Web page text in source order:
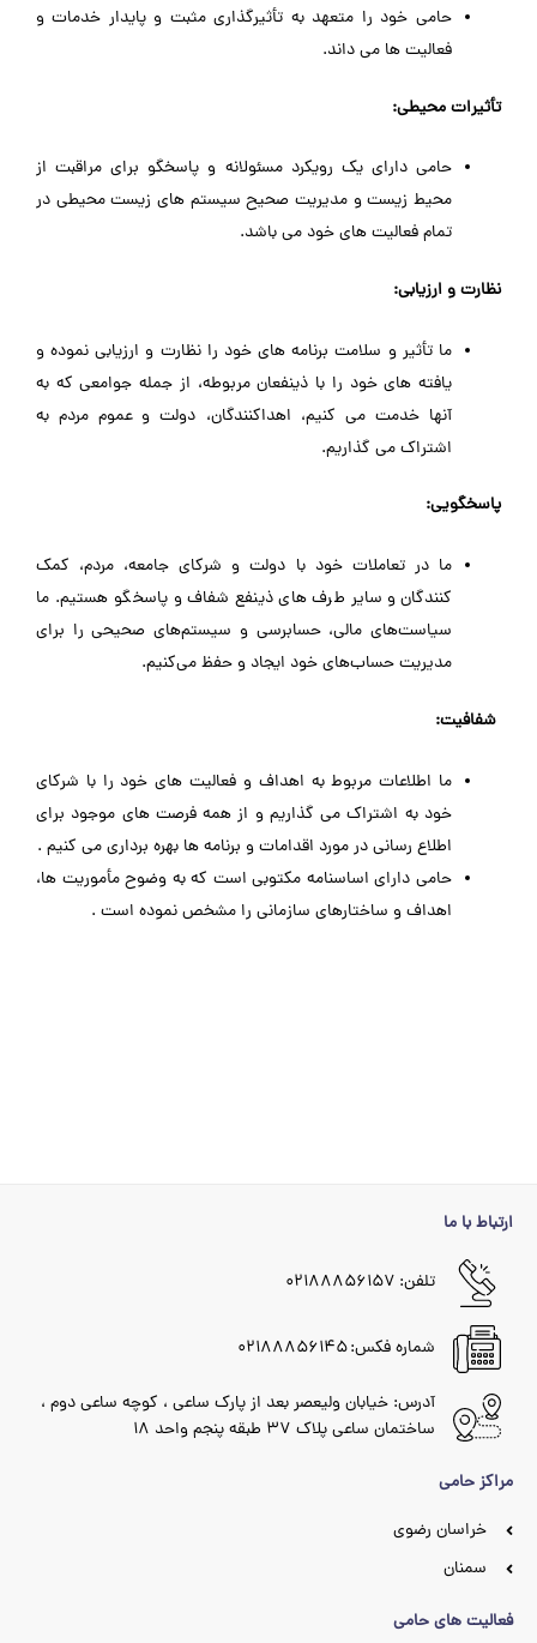
حامی خود را متعهد به تأثیرگذاری مثبت و پایدار خدمات و
فعالیت ها می داند.
تأثیرات محیطی:
حامی دارای یک رویکرد مسئولانه و پاسخگو برای مراقبت از
محیط زیست و مدیریت صحیح سیستم های زیست محیطی در
تمام فعالیت های خود می باشد.
نظارت و ارزیابی:
ما تأثیر و سلامت برنامه های خود را نظارت و ارزیابی نموده و
یافته های خود را با ذینفعان مربوطه، از جمله جوامعی که به
آنها خدمت می کنیم، اهداکنندگان، دولت و عموم مردم به
اشتراک می گذاریم.
پاسخگویی:
ما در تعاملات خود با دولت و شرکای جامعه، مردم، کمک
کنندگان و سایر طرف های ذینفع شفاف و پاسخگو هستیم. ما
سیاست‌های مالی، حسابرسی و سیستم‌های صحیحی را برای
مدیریت حساب‌های خود ایجاد و حفظ می‌کنیم.
شفافیت:
ما اطلاعات مربوط به اهداف و فعالیت های خود را با شرکای
خود به اشتراک می گذاریم و از همه فرصت های موجود برای
اطلاع رسانی در مورد اقدامات و برنامه ها بهره برداری می کنیم .
حامی دارای اساسنامه مکتوبی است که به وضوح مأموریت ها،
اهداف و ساختارهای سازمانی را مشخص نموده است .
ارتباط با ما
تلفن: ۰۲۱۸۸۸۵۶۱۵۷
شماره فکس: ۰۲۱۸۸۸۵۶۱۴۵
آدرس: خیابان ولیعصر بعد از پارک ساعی ، کوچه ساعی دوم ،
ساختمان ساعی پلاک ۳۷ طبقه پنجم واحد ۱۸
مراکز حامی
خراسان رضوی
سمنان
فعالیت های حامی